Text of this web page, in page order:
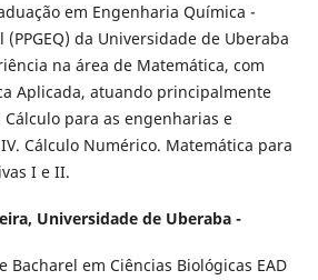
em Engenharia Química -
da Universidade de Uberaba
na área de Matemática, com
Aplicada, atuando principalmente
para as engenharias e
Cálculo Numérico. Matemática para
I e II.
Universidade de Uberaba -
Bacharel em Ciências Biológicas EAD